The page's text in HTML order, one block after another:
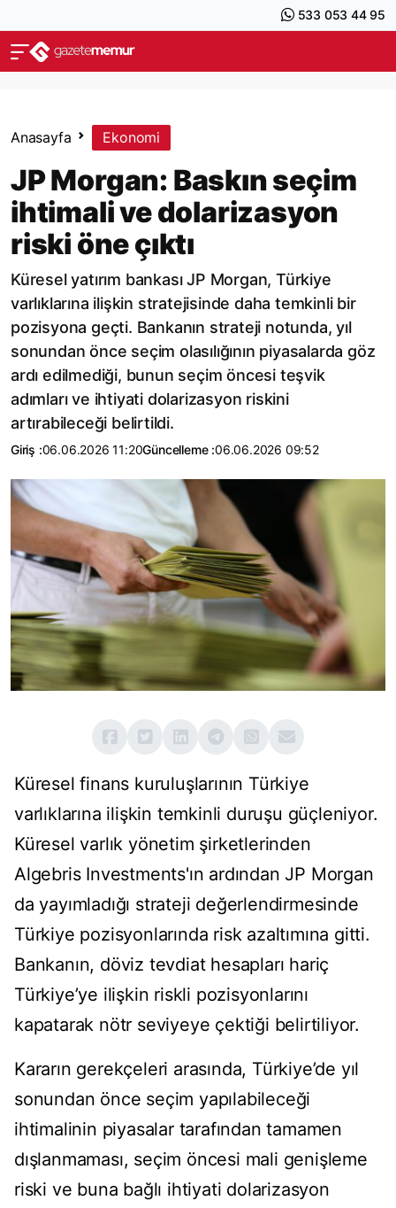
533 053 44 95
Anasayfa Ekonomi
JP Morgan: Baskın seçim
ihtimali ve dolarizasyon
riski öne çıktı
Küresel yatırım bankası JP Morgan, Türkiye
varlıklarına ilişkin stratejisinde daha temkinli bir
pozisyona geçti. Bankanın strateji notunda, yıl
sonundan önce seçim olasılığının piyasalarda göz
ardı edilmediği, bunun seçim öncesi teşvik
adımları ve ihtiyati dolarizasyon riskini
artırabileceği belirtildi.
Giriş :06.06.2026 11:20Güncelleme :06.06.2026 09:52
Küresel finans kuruluşlarının Türkiye
varlıklarına ilişkin temkinli duruşu güçleniyor.
Küresel varlık yönetim şirketlerinden
Algebris Investments'ın ardından JP Morgan
da yayımladığı strateji değerlendirmesinde
Türkiye pozisyonlarında risk azaltımına gitti.
Bankanın, döviz tevdiat hesapları hariç
Türkiye’ye ilişkin riskli pozisyonlarını
kapatarak nötr seviyeye çektiği belirtiliyor.
Kararın gerekçeleri arasında, Türkiye’de yıl
sonundan önce seçim yapılabileceği
ihtimalinin piyasalar tarafından tamamen
dışlanmaması, seçim öncesi mali genişleme
riski ve buna bağlı ihtiyati dolarizasyon